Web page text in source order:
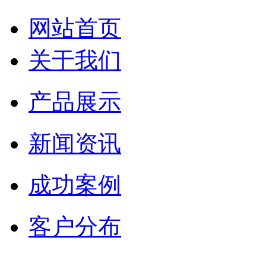
网站首页
关于我们
产品展示
新闻资讯
成功案例
客户分布